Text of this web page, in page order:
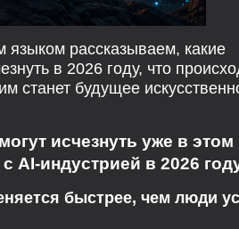
рассказываем, какие
в 2026 году, что
станет будущее
исчезнуть уже в
AI-индустрией в 2026
быстрее, чем люди